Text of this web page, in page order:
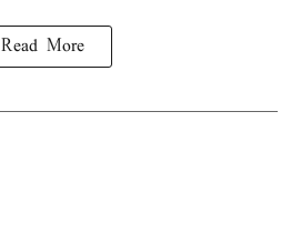
Read More